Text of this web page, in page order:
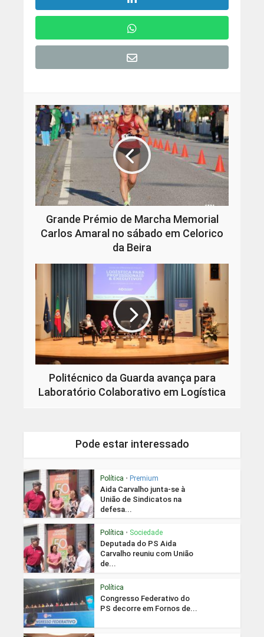
Grande Prémio de Marcha Memorial
Carlos Amaral no sábado em Celorico
da Beira
Politécnico da Guarda avança para
Laboratório Colaborativo em Logística
Pode estar interessado
Política • Premium
Aida Carvalho junta-se à
União de Sindicatos na
defesa...
Política • Sociedade
Deputada do PS Aida
Carvalho reuniu com União
de...
Política
Congresso Federativo do
PS decorre em Fornos de...